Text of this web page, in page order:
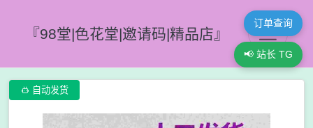
『98堂|色花堂|邀请码|精品店』
订单查询
📢 站长 TG
 自动发货